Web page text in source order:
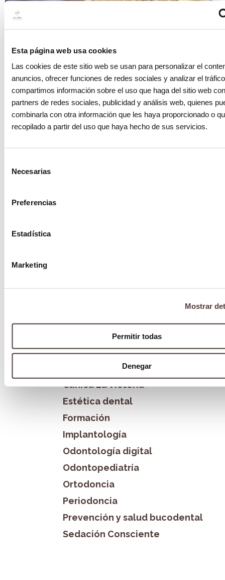
Esta página web usa cookies
Las cookies de este sitio web se usan para personalizar el
anuncios, ofrecer funciones de redes sociales y analizar el
compartimos información sobre el uso que haga del sitio web
partners de redes sociales, publicidad y análisis web, quienes
combinarla con otra información que les haya proporcionado o
recopilado a partir del uso que haya hecho de sus servicios.
Necesarias
Preferencias
Estadística
Marketing
Mostrar
Permitir todas
Denegar
Blog
¿Se pueden quitar los implantes dentales?
9 enero 2024
Alineadores Spark, la última tecnología en
Categorías
Blanqueamiento dental
Bruxismo
Clínica La Victoria
Estética dental
Formación
Implantología
Odontología digital
Odontopediatría
Ortodoncia
Periodoncia
Prevención y salud bucodental
Sedación Consciente